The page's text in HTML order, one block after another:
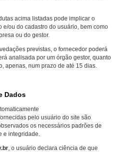
acima listadas pode implicar o
e/ou do cadastro do usuário, bem como
ou do gestor.
previstas, o fornecedor poderá
analisada por um órgão gestor, quanto
apenas, num prazo de até 15 dias.
Dados
pelo usuário do site são
os necessários padrões de
e integridade.
, o usuário declara ciência de que